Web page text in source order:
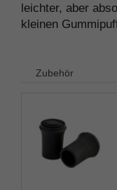
leichter, aber
kleinen
Zubehör